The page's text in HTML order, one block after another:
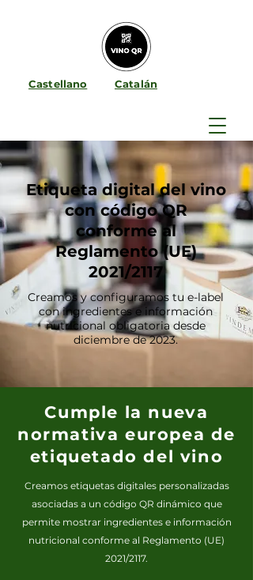
Castellano Catalán
Etiqueta digital del vino
con código QR
conforme al
Reglamento (UE)
2021/2117
Creamos y configuramos tu e-label
con ingredientes e información
nutricional obligatoria desde
diciembre de 2023.
Cumple la nueva
normativa europea de
etiquetado del vino
Creamos etiquetas digitales personalizadas
asociadas a un código QR dinámico que
permite mostrar ingredientes e información
nutricional conforme al Reglamento (UE)
2021/2117.